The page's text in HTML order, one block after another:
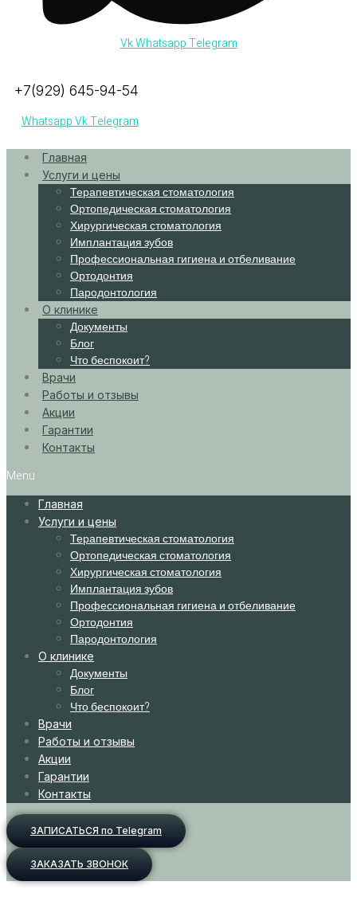
VkWhatsappTelegram
+7(929) 645-94-54
WhatsappVkTelegram
Главная
Услуги и цены
Терапевтическая стоматология
Ортопедическая стоматология
Хирургическая стоматология
Имплантация зубов
Профессиональная гигиена и отбеливание
Ортодонтия
Пародонтология
О клинике
Документы
Блог
Что беспокоит?
Врачи
Работы и отзывы
Акции
Гарантии
Контакты
Menu
Главная
Услуги и цены
Терапевтическая стоматология
Ортопедическая стоматология
Хирургическая стоматология
Имплантация зубов
Профессиональная гигиена и отбеливание
Ортодонтия
Пародонтология
О клинике
Документы
Блог
Что беспокоит?
Врачи
Работы и отзывы
Акции
Гарантии
Контакты
ЗАПИСАТЬСЯ по Telegram
ЗАКАЗАТЬ ЗВОНОК